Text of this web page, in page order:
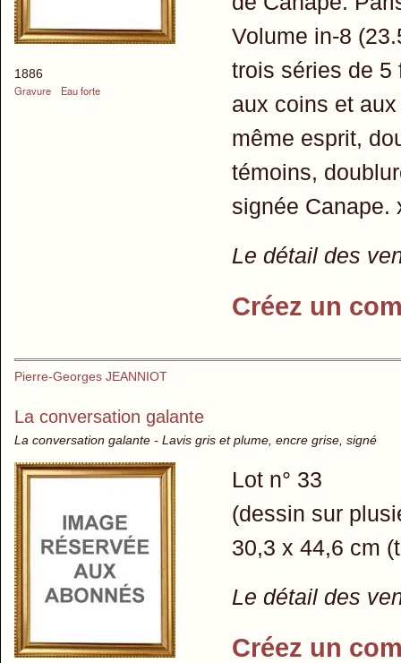
1886
Gravure
Eau forte
Volume in-8
trois séries de 5
aux coins et
même esprit,
témoins,
signée Canape.
Le détail des
Créez un
Pierre-Georges JEANNIOT
La conversation galante
La conversation galante - Lavis gris et plume, encre grise, signé
Lot n° 33
(dessin sur
30,3 x 44,6 cm
Le détail des
Créez un